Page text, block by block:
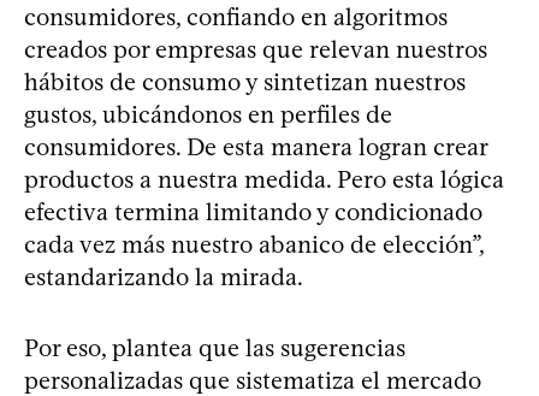
consumidores, confiando en algoritmos
creados por empresas que relevan nuestros
hábitos de consumo y sintetizan nuestros
gustos, ubicándonos en perfiles de
consumidores. De esta manera logran crear
productos a nuestra medida. Pero esta lógica
efectiva termina limitando y condicionado
cada vez más nuestro abanico de elección”,
estandarizando la mirada.
Por eso, plantea que las sugerencias
personalizadas que sistematiza el mercado